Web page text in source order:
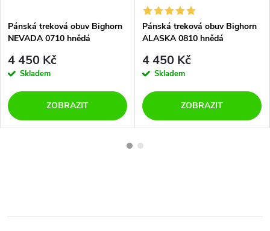
Pánská treková obuv Bighorn
NEVADA 0710 hnědá
4 450 Kč
Skladem
ZOBRAZIT
Pánská treková obuv Bighorn
ALASKA 0810 hnědá
4 450 Kč
Skladem
ZOBRAZIT